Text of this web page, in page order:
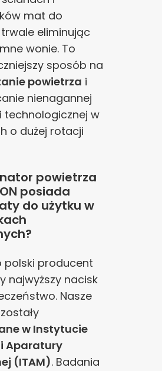
mat do
eliminując
wonie. To
sposób na
powietrza i
nienagannej
technologicznej w
o dużej rotacji
powietrza
posiada
do użytku w
polski producent
najwyższy nacisk
Nasze
w Instytucie
Aparatury
(ITAM). Badania